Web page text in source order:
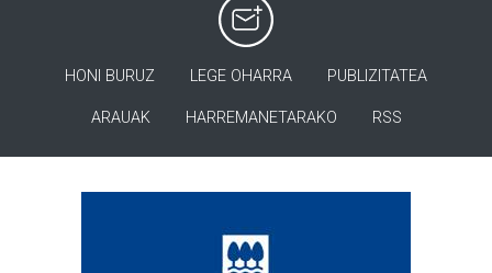
HONI BURUZ LEGE OHARRA PUBLIZITATEA
ARAUAK HARREMANETARAKO RSS